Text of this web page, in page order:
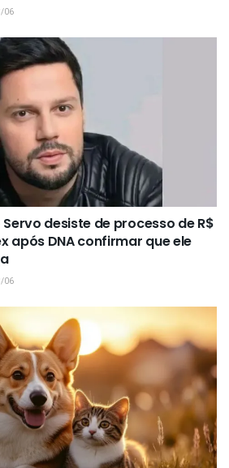
06
desiste de processo de R$
após DNA confirmar que ele
06